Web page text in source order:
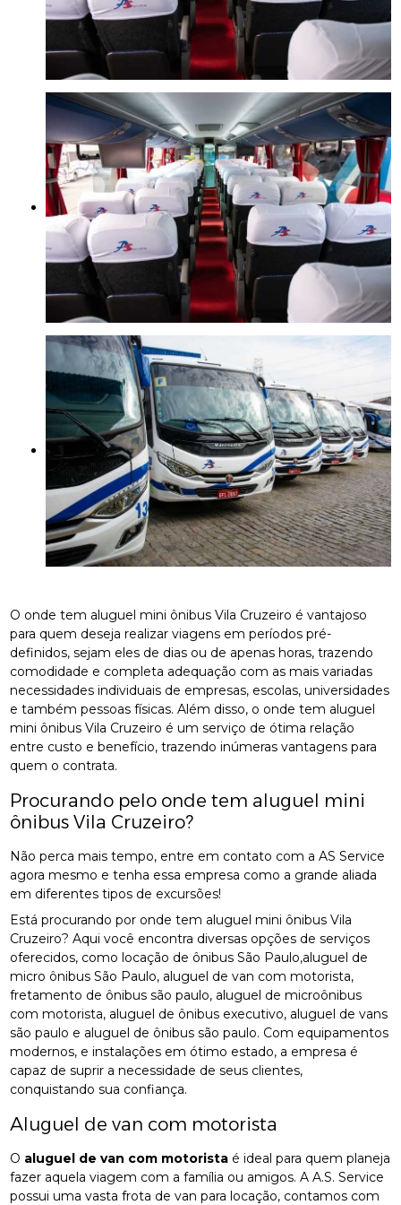
O onde tem aluguel mini ônibus Vila Cruzeiro é vantajoso
para quem deseja realizar viagens em períodos pré-
definidos, sejam eles de dias ou de apenas horas, trazendo
comodidade e completa adequação com as mais variadas
necessidades individuais de empresas, escolas, universidades
e também pessoas físicas. Além disso, o onde tem aluguel
mini ônibus Vila Cruzeiro é um serviço de ótima relação
entre custo e benefício, trazendo inúmeras vantagens para
quem o contrata.
Procurando pelo onde tem aluguel mini
ônibus Vila Cruzeiro?
Não perca mais tempo, entre em contato com a AS Service
agora mesmo e tenha essa empresa como a grande aliada
em diferentes tipos de excursões!
Está procurando por onde tem aluguel mini ônibus Vila
Cruzeiro? Aqui você encontra diversas opções de serviços
oferecidos, como locação de ônibus São Paulo,aluguel de
micro ônibus São Paulo, aluguel de van com motorista,
fretamento de ônibus são paulo, aluguel de microônibus
com motorista, aluguel de ônibus executivo, aluguel de vans
são paulo e aluguel de ônibus são paulo. Com equipamentos
modernos, e instalações em ótimo estado, a empresa é
capaz de suprir a necessidade de seus clientes,
conquistando sua confiança.
Aluguel de van com motorista
O aluguel de van com motorista é ideal para quem planeja
fazer aquela viagem com a família ou amigos. A A.S. Service
possui uma vasta frota de van para locação, contamos com